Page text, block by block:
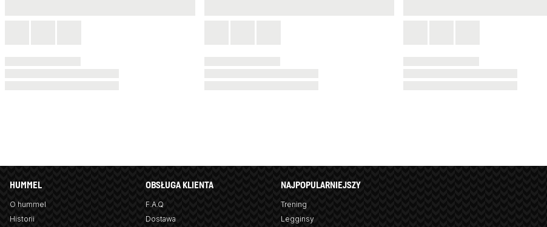
HUMMEL
O hummel
Historii
OBSŁUGA KLIENTA
F.A.Q
Dostawa
NAJPOPULARNIEJSZY
Trening
Legginsy